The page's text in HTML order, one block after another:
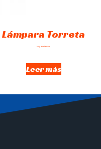
Lámpara Torreta
Hay existencias
Leer más